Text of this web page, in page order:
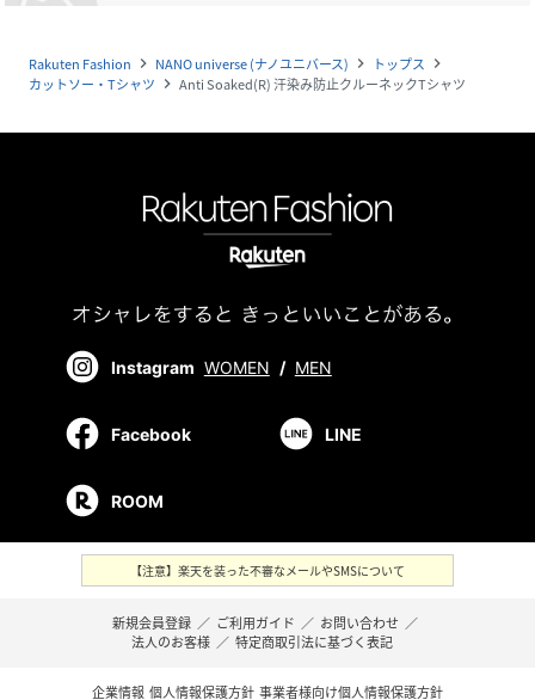
Rakuten Fashion navigate_next NANO universe (ナノユニバース) navigate_next トップス navigate_next
カットソー・Tシャツ navigate_next Anti Soaked(R) 汗染み防止クルーネックTシャツ
Instagram WOMEN / MEN
Facebook LINE
ROOM
【注意】楽天を装った不審なメールやSMSについて
新規会員登録 ／ ご利用ガイド ／ お問い合わせ ／
法人のお客様 ／ 特定商取引法に基づく表記
企業情報 個人情報保護方針 事業者様向け個人情報保護方針